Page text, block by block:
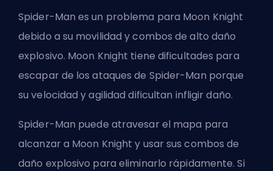
Spider-Man es un problema para Moon Knight
debido a su movilidad y combos de alto daño
explosivo. Moon Knight tiene dificultades para
escapar de los ataques de Spider-Man porque
su velocidad y agilidad dificultan infligir daño.
Spider-Man puede atravesar el mapa para
alcanzar a Moon Knight y usar sus combos de
daño explosivo para eliminarlo rápidamente. Si